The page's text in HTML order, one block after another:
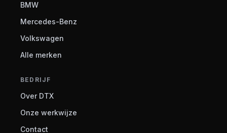
BMW
Mercedes-Benz
Volkswagen
Alle merken
BEDRIJF
Over DTX
Onze werkwijze
Contact